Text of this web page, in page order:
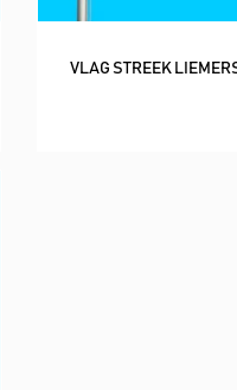
In
VLAG STREEK